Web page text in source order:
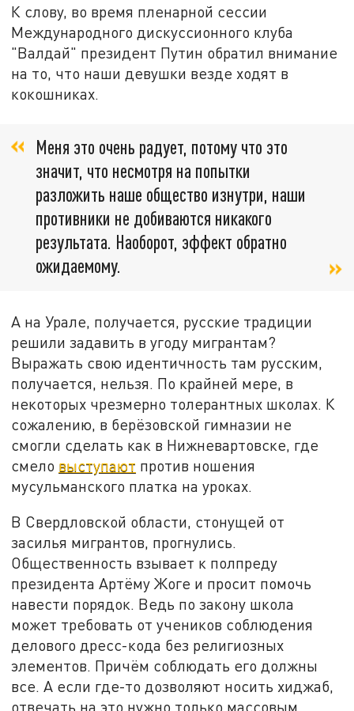
К слову, во время пленарной сессии
Международного дискуссионного клуба
"Валдай" президент Путин обратил внимание
на то, что наши девушки везде ходят в
кокошниках.
Меня это очень радует, потому что это
значит, что несмотря на попытки
разложить наше общество изнутри, наши
противники не добиваются никакого
результата. Наоборот, эффект обратно
ожидаемому.
А на Урале, получается, русские традиции
решили задавить в угоду мигрантам?
Выражать свою идентичность там русским,
получается, нельзя. По крайней мере, в
некоторых чрезмерно толерантных школах. К
сожалению, в берёзовской гимназии не
смогли сделать как в Нижневартовске, где
смело выступают против ношения
мусульманского платка на уроках.
В Свердловской области, стонущей от
засилья мигрантов, прогнулись.
Общественность взывает к полпреду
президента Артёму Жоге и просит помочь
навести порядок. Ведь по закону школа
может требовать от учеников соблюдения
делового дресс-кода без религиозных
элементов. Причём соблюдать его должны
все. А если где-то дозволяют носить хиджаб,
отвечать на это нужно только массовым